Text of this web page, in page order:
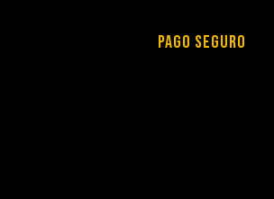
PAGO SEGURO